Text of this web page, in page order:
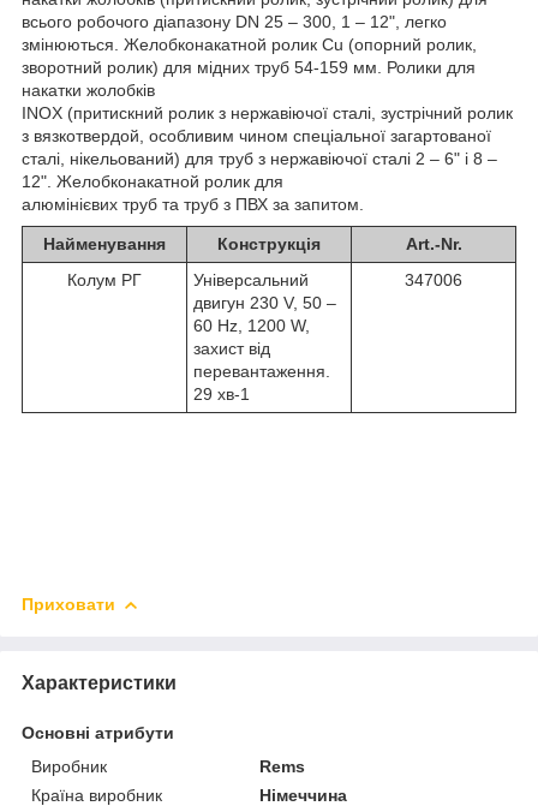
всього робочого діапазону DN 25 – 300, 1 – 12", легко
змінюються. Желобконакатной ролик Cu (опорний ролик,
зворотний ролик) для мідних труб 54-159 мм. Ролики для
накатки жолобків
INOX (притискний ролик з нержавіючої сталі, зустрічний ролик
з вязкотвердой, особливим чином спеціальної загартованої
сталі, нікельований) для труб з нержавіючої сталі 2 – 6" і 8 –
12". Желобконакатной ролик для
алюмінієвих труб та труб з ПВХ за запитом.
Найменування Конструкція
Art.-Nr.
Колум РГ
Універсальний
двигун 230 V, 50 –
60 Hz, 1200 W,
захист від
перевантаження.
29 хв-1
347006
Приховати
Характеристики
Основні атрибути
Виробник
Rems
Країна виробник
Німеччина